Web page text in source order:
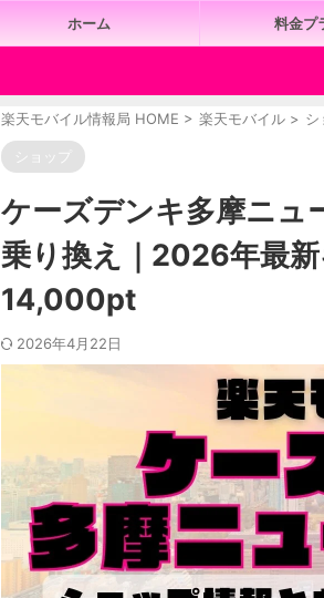
ホーム 料金プ
楽天モバイル情報局 HOME > 楽天モバイル > シ
ショップ
ケーズデンキ多摩ニュ
乗り換え｜2026年最
14,000pt
2026年4月22日